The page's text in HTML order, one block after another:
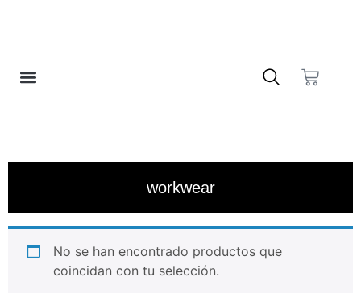
workwear
No se han encontrado productos que
coincidan con tu selección.